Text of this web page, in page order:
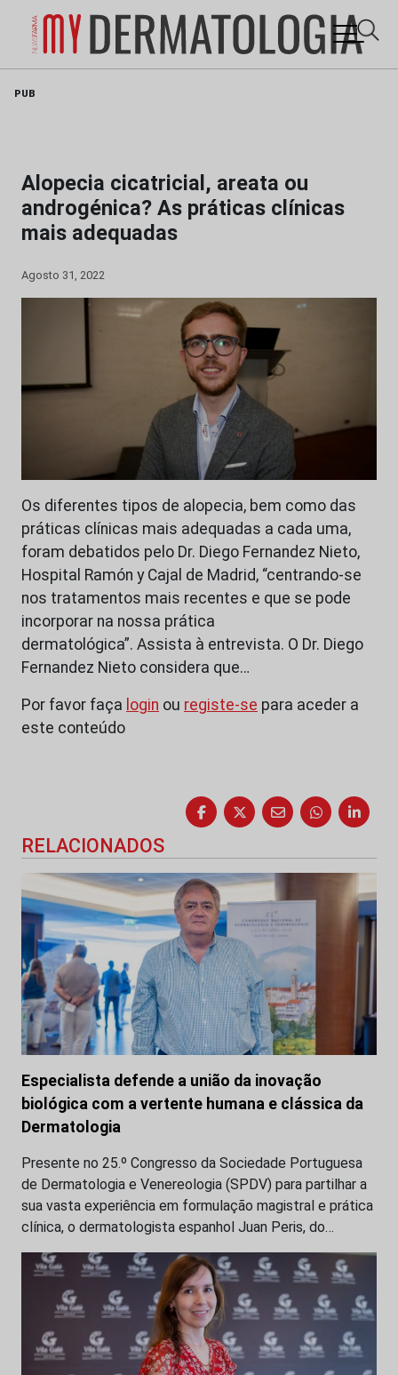
PUB
Alopecia cicatricial, areata ou
androgénica? As práticas clínicas
mais adequadas
Agosto 31, 2022
Os diferentes tipos de alopecia, bem como das
práticas clínicas mais adequadas a cada uma,
foram debatidos pelo Dr. Diego Fernandez Nieto,
Hospital Ramón y Cajal de Madrid, “centrando-se
nos tratamentos mais recentes e que se pode
incorporar na nossa prática
dermatológica”. Assista à entrevista. O Dr. Diego
Fernandez Nieto considera que…
Por favor faça login ou registe-se para aceder a
este conteúdo
RELACIONADOS
Especialista defende a união da inovação
biológica com a vertente humana e clássica da
Dermatologia
Presente no 25.º Congresso da Sociedade Portuguesa
de Dermatologia e Venereologia (SPDV) para partilhar a
sua vasta experiência em formulação magistral e prática
clínica, o dermatologista espanhol Juan Peris, do…